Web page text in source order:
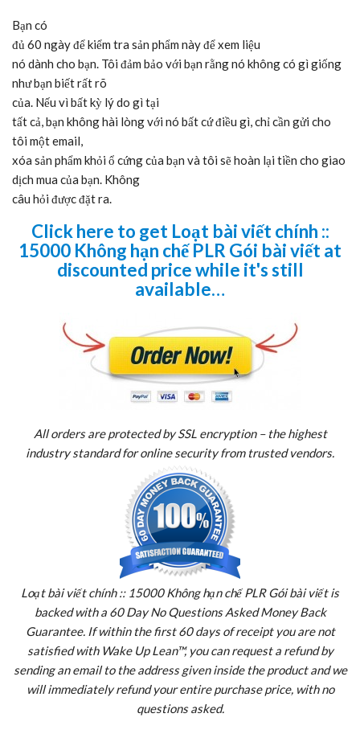
Bạn có
đủ 60 ngày để kiểm tra sản phẩm này để xem liệu
nó dành cho bạn. Tôi đảm bảo với bạn rằng nó không có gì giống
như bạn biết rất rõ
của. Nếu vì bất kỳ lý do gì tại
tất cả, bạn không hài lòng với nó bất cứ điều gì, chỉ cần gửi cho
tôi một email,
xóa sản phẩm khỏi ổ cứng của bạn và tôi sẽ hoàn lại tiền cho giao
dịch mua của bạn. Không
câu hỏi được đặt ra.
Click here to get Loạt bài viết chính ::
15000 Không hạn chế PLR Gói bài viết at
discounted price while it's still
available…
All orders are protected by SSL encryption – the highest
industry standard for online security from trusted vendors.
Loạt bài viết chính :: 15000 Không hạn chế PLR Gói bài viết is
backed with a 60 Day No Questions Asked Money Back
Guarantee. If within the first 60 days of receipt you are not
satisfied with Wake Up Lean™, you can request a refund by
sending an email to the address given inside the product and we
will immediately refund your entire purchase price, with no
questions asked.